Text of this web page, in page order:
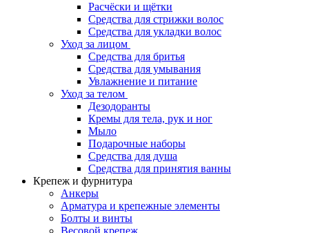
Расчёски и щётки
Средства для стрижки волос
Средства для укладки волос
Уход за лицом
Средства для бритья
Средства для умывания
Увлажнение и питание
Уход за телом
Дезодоранты
Кремы для тела, рук и ног
Мыло
Подарочные наборы
Средства для душа
Средства для принятия ванны
Крепеж и фурнитура
Анкеры
Арматура и крепежные элементы
Болты и винты
Весовой крепеж